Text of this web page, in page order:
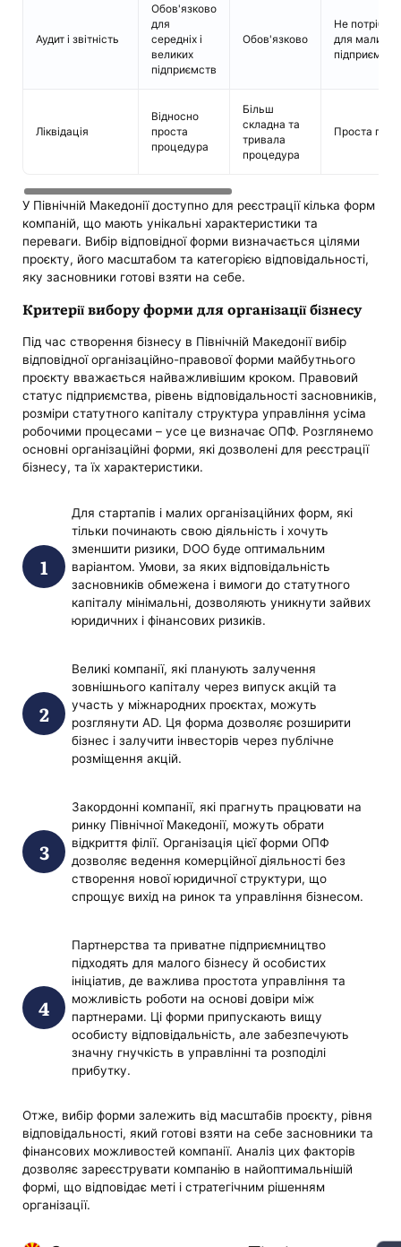
Аудит і звітність
Обов'язково
для
середніх і
великих
підприємств
Обов'язково
Не потрібно
для малих
підприємств
Ліквідація
Відносно
проста
процедура
Більш
складна та
тривала
процедура
Проста
У Північній Македонії доступно для реєстрації кілька форм
компаній, що мають унікальні характеристики та
переваги. Вибір відповідної форми визначається цілями
проєкту, його масштабом та категорією відповідальності,
яку засновники готові взяти на себе.
Критерії вибору форми для організації бізнесу
Під час створення бізнесу в Північній Македонії вибір
відповідної організаційно-правової форми майбутнього
проєкту вважається найважливішим кроком. Правовий
статус підприємства, рівень відповідальності засновників,
розміри статутного капіталу структура управління усіма
робочими процесами – усе це визначає ОПФ. Розглянемо
основні організаційні форми, які дозволені для реєстрації
бізнесу, та їх характеристики.
Для стартапів і малих організаційних форм, які
тільки починають свою діяльність і хочуть
зменшити ризики, DOO буде оптимальним
варіантом. Умови, за яких відповідальність
засновників обмежена і вимоги до статутного
капіталу мінімальні, дозволяють уникнути зайвих
юридичних і фінансових ризиків.
Великі компанії, які планують залучення
зовнішнього капіталу через випуск акцій та
участь у міжнародних проєктах, можуть
розглянути AD. Ця форма дозволяє розширити
бізнес і залучити інвесторів через публічне
розміщення акцій.
Закордонні компанії, які прагнуть працювати на
ринку Північної Македонії, можуть обрати
відкриття філії. Організація цієї форми ОПФ
дозволяє ведення комерційної діяльності без
створення нової юридичної структури, що
спрощує вихід на ринок та управління бізнесом.
Партнерства та приватне підприємництво
підходять для малого бізнесу й особистих
ініціатив, де важлива простота управління та
можливість роботи на основі довіри між
партнерами. Ці форми припускають вищу
особисту відповідальність, але забезпечують
значну гнучкість в управлінні та розподілі
прибутку.
Отже, вибір форми залежить від масштабів проєкту, рівня
відповідальності, який готові взяти на себе засновники та
фінансових можливостей компанії. Аналіз цих факторів
дозволяє зареєструвати компанію в найоптимальнішій
формі, що відповідає меті і стратегічним рішенням
організації.